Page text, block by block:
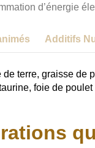
d’énergie
Additifs
de terre, graisse
foie de